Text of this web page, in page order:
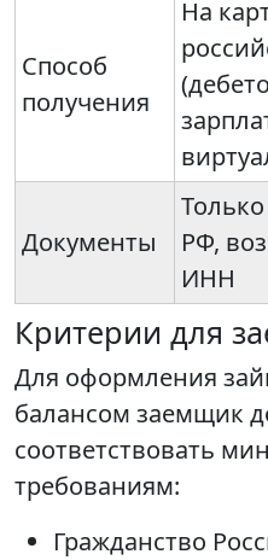
Способ
получения
На
Документы
РФ,
ИНН
Критерии для
Для оформления
балансом заемщик
соответствовать
требованиям:
Гражданство